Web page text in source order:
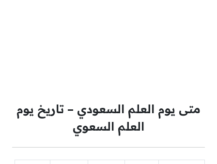
متى يوم العلم السعودي – تاريخ يوم
العلم السعوي